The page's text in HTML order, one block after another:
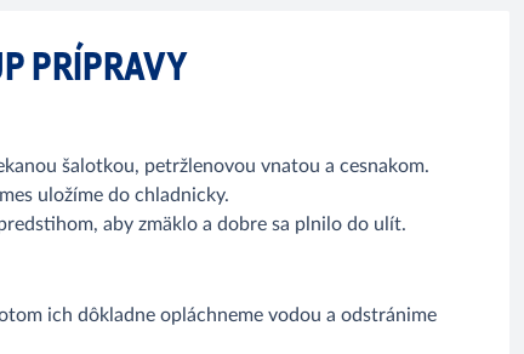
PRÍPRAVY
šalotkou, petržlenovou vnatou a cesnakom.
uložíme do chladnicky.
aby zmäklo a dobre sa plnilo do ulít.
ich dôkladne opláchneme vodou a odstránime